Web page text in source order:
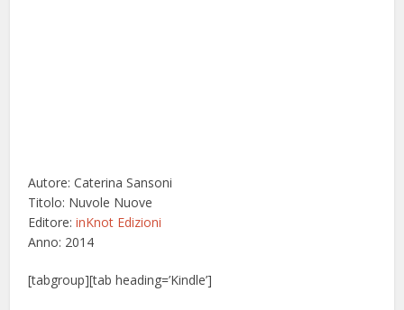
Autore: Caterina Sansoni
Titolo: Nuvole Nuove
Editore: inKnot Edizioni
Anno: 2014
[tabgroup][tab heading=’Kindle’]